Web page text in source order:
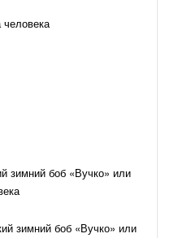
человека
зимний боб «Вучко» или
зимний боб «Вучко» или